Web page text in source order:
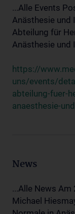
...Alle Events
Anästhesie und
Abteilung für
Anästhesie und
https://
uns/events/
abteilung-fuer-
anaesthesie-
News
...Alle News Am
Michael